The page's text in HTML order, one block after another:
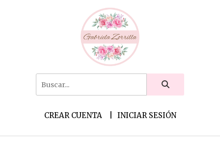
CREAR CUENTA INICIAR SESIÓN